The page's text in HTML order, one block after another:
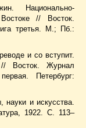
Национально-
// Восток.
третья. М.; Пб.:
и со вступит.
Восток. Журнал
Петербург:
и искусства.
1922. С. 113–